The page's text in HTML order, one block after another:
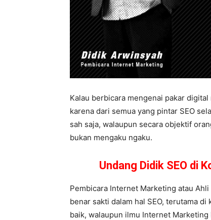
Kalau berbicara mengenai pakar
karena dari semua yang pintar SEO
sah saja, walaupun secara objektif
bukan mengaku ngaku.
Undang Didik SEO di
Pembicara Internet Marketing atau
benar sakti dalam hal SEO, terutama
baik, walaupun ilmu Internet